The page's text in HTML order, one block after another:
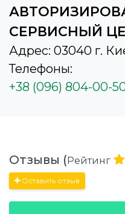
СЕРВИСНЫЙ
Адрес: 03040 г.
Телефоны:
+38 (096) 804-00-
Отзывы ( Рейтинг
Оставить отзыв